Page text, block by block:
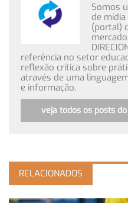
Somos
de
(portal)
referência no setor
reflexão crítica sobre
através de uma
e informação.
veja todos os posts
RELACIONADOS